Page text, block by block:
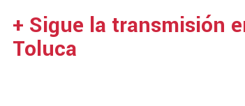
+ Sigue la transmisión
Toluca